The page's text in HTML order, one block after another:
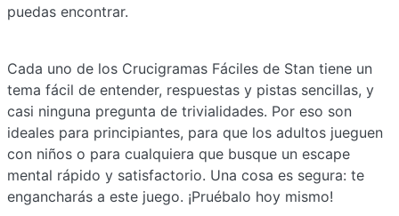
puedas encontrar.
Cada uno de los Crucigramas Fáciles de Stan tiene un
tema fácil de entender, respuestas y pistas sencillas, y
casi ninguna pregunta de trivialidades. Por eso son
ideales para principiantes, para que los adultos jueguen
con niños o para cualquiera que busque un escape
mental rápido y satisfactorio. Una cosa es segura: te
engancharás a este juego. ¡Pruébalo hoy mismo!